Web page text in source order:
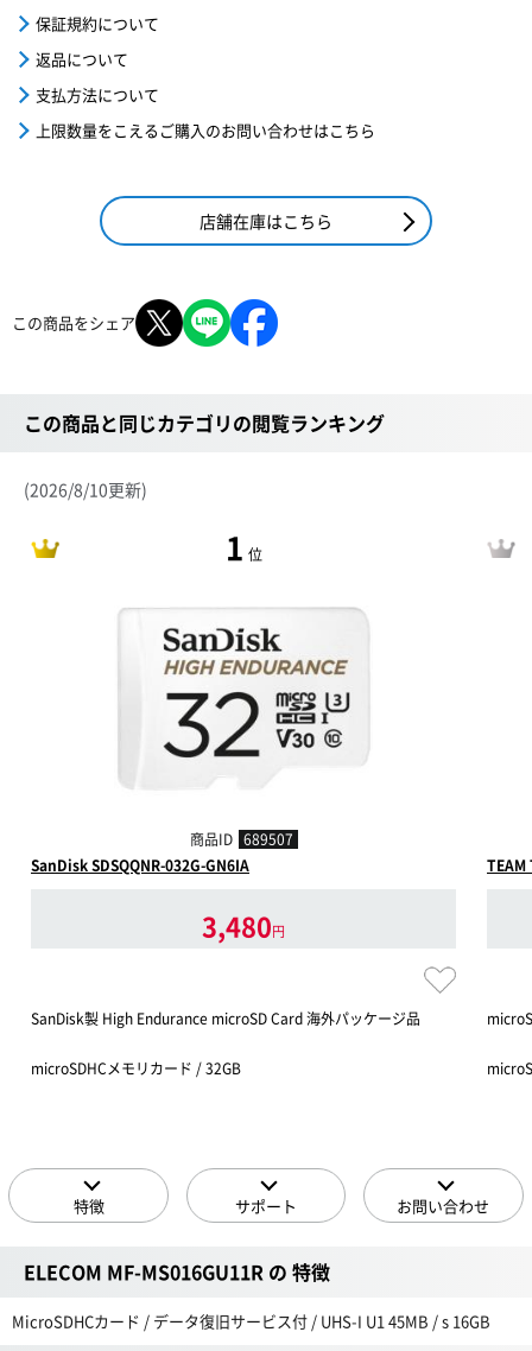
保証規約について
返品について
支払方法について
上限数量をこえるご購入のお問い合わせはこちら
店舗在庫はこちら
この商品をシェア
この商品と同じカテゴリの閲覧ランキング
(2026/8/10更新)
1 位
商品ID 689507
SanDisk SDSQQNR-032G-GN6IA
3,480円
SanDisk製 High Endurance microSD Card 海外パッケージ品
microSDHCメモリカード / 32GB
TEAM
特徴 サポート お問い合わせ
ELECOM MF-MS016GU11R の 特徴
MicroSDHCカード / データ復旧サービス付 / UHS-I U1 45MB / s 16GB